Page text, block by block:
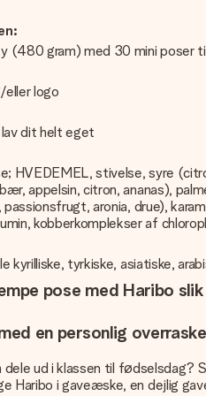
(480 gram) med 30 mini poser
eller logo
dit helt eget
HVEDEMEL, stivelse, syre
appelsin, citron, ananas),
aronia, drue),
kobberkomplekser af
kyrilliske, tyrkiske, asiatiske,
pose med Haribo
en personlig
ud i klassen til
Haribo i gaveæske, en dejlig